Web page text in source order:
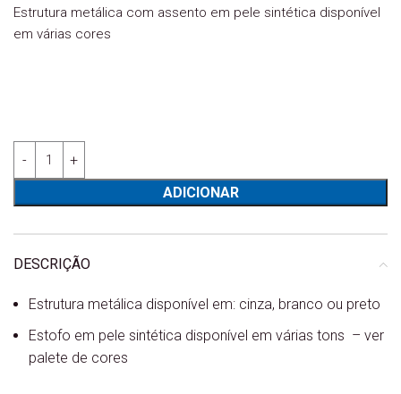
Estrutura metálica com assento em pele sintética disponível
em várias cores
ADICIONAR
DESCRIÇÃO
Estrutura metálica disponível em: cinza, branco ou preto
Estofo em pele sintética disponível em várias tons – ver
palete de cores